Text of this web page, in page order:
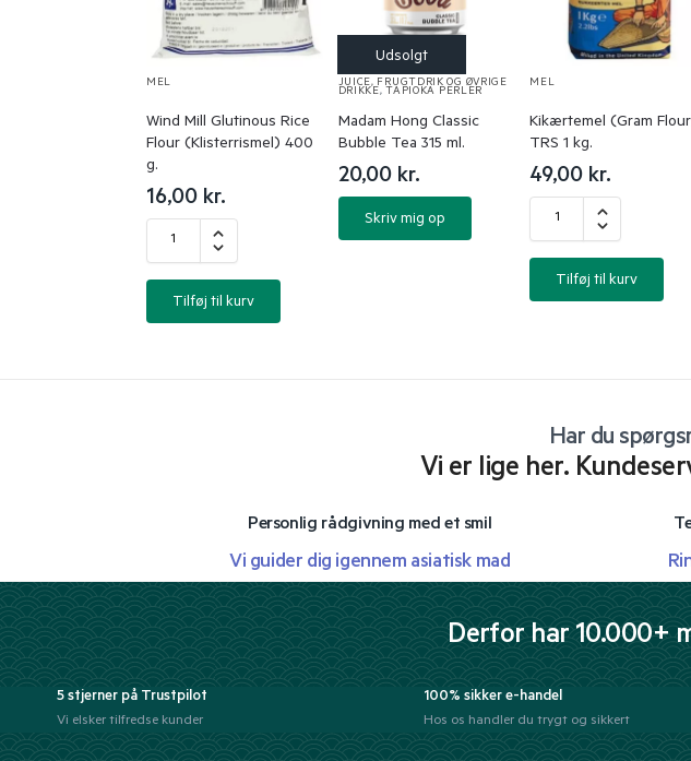
MEL
Wind Mill Glutinous Rice
Flour (Klisterrismel) 400
g.
16,00 kr.
Tilføj til kurv
JUICE, FRUGTDRIK OG ØVRIGE
DRIKKE, TAPIOKA PERLER
Madam Hong Classic
Bubble Tea 315 ml.
20,00 kr.
Skriv mig op
MEL
Kikærtemel (Gram
TRS 1 kg.
49,00 kr.
Tilføj til kurv
Har du
Vi er lige her.
Personlig rådgivning med et smil
Vi guider dig igennem asiatisk mad
Derfor har 10.000+
5 stjerner på Trustpilot
Vi elsker tilfredse kunder
100% sikker e-handel
Hos os handler du trygt og sikkert